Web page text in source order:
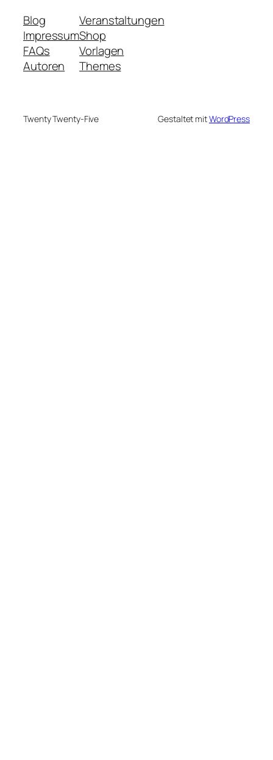
Blog
Impressum
FAQs
Autoren
Veranstaltungen
Shop
Vorlagen
Themes
Twenty Twenty-Five Gestaltet mitWordPress